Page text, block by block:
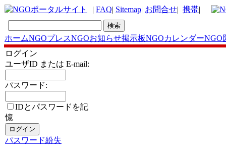
| FAQ| Sitemap| お問合せ| 携帯|
ホームNGOプレスNGOお知らせ掲示板NGOカレンダーNGO
ログイン
ユーザID または E-mail:
パスワード:
IDとパスワードを記
憶
パスワード紛失